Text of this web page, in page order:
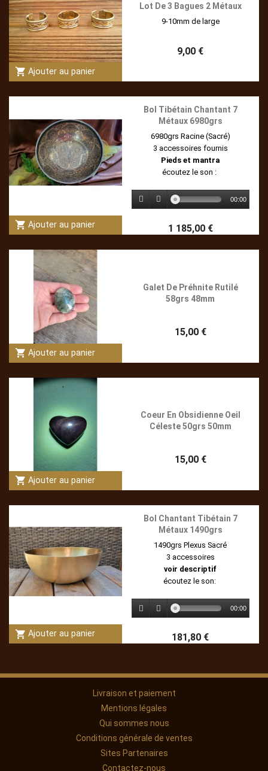
shopping_cart Ajouter au panier
Lot De 3 Bagues 2 Métaux
9-10mm de large
9,00 €
shopping_cart Ajouter au panier
Bol Tibétain Chantant 7
Métaux 6980grs
6980grs Racine (Sacré)
3 accessoires fournis
Pieds et mantra
écoutez le son :
00:00
1 185,00 €
shopping_cart Ajouter au panier
Galet De Préhnite Rutilé
58grs 48mm
15,00 €
shopping_cart Ajouter au panier
Coeur En Obsidienne Oeil
Céleste 50grs 50mm
15,00 €
shopping_cart Ajouter au panier
Bol Chantant Tibétain 7
Métaux 1490grs
1490grs Plexus Sacré
3 accessoires
voir descriptif
écoutez le son:
00:00
181,80 €
Livraison et paiement
Mentions légales
Qui sommes nous
Conditions générale de ventes
Sites Partenaires
Contactez-nous